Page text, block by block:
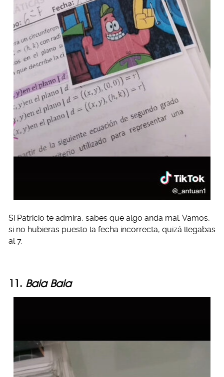
Si Patricio te admira, sabes que algo anda mal. Vamos,
si no hubieras puesto la fecha incorrecta, quizá llegabas
al 7.
11. Baia Baia